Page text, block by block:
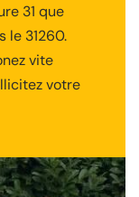
31 que
le 31260.
vite
votre